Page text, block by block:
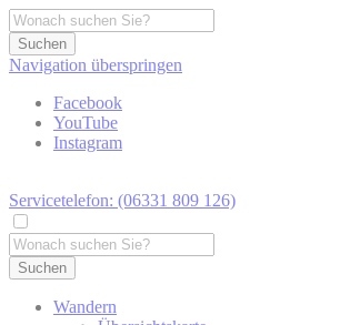
Suchen
Navigation überspringen
Facebook
YouTube
Instagram
Servicetelefon: (06331 809 126)
Suchen
Wandern